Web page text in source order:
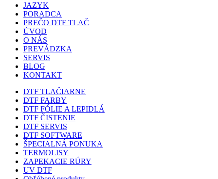
JAZYK
PORADCA
PREČO DTF TLAČ
ÚVOD
O NÁS
PREVÁDZKA
SERVIS
BLOG
KONTAKT
DTF TLAČIARNE
DTF FARBY
DTF FÓLIE A LEPIDLÁ
DTF ČISTENIE
DTF SERVIS
DTF SOFTWARE
ŠPECIALNÁ PONUKA
TERMOLISY
ZAPEKACIE RÚRY
UV DTF